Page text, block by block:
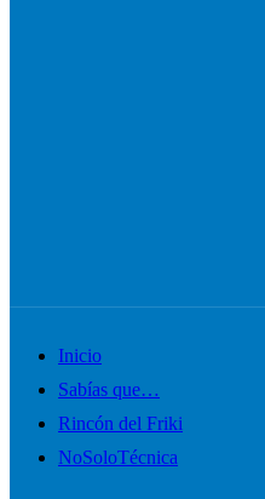
Alternar
menú
móvil
Inicio
Sabías que…
Rincón del Friki
NoSoloTécnica